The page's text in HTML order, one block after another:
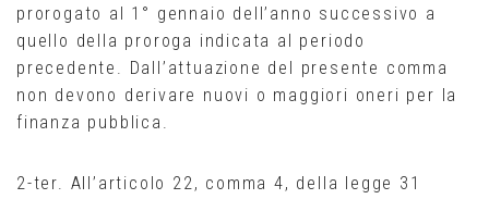
prorogato al 1° gennaio dell’anno successivo a
quello della proroga indicata al periodo
precedente. Dall’attuazione del presente comma
non devono derivare nuovi o maggiori oneri per la
finanza pubblica.
2-ter. All’articolo 22, comma 4, della legge 31